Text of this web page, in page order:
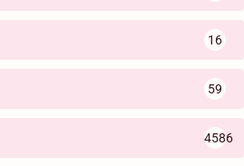
16
59
4586